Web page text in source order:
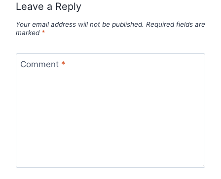
Leave a Reply
Your email address will not be published. Required fields are
marked *
Comment *